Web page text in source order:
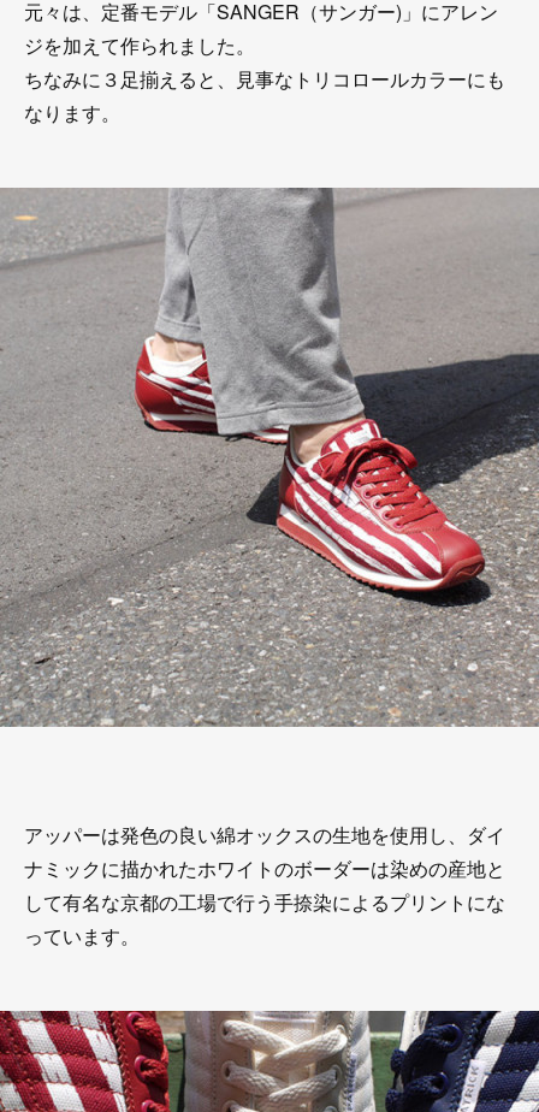
元々は、定番モデル「SANGER（サンガー)」にアレン
ジを加えて作られました。
ちなみに３足揃えると、見事なトリコロールカラーにも
なります。
アッパーは発色の良い綿オックスの生地を使用し、ダイ
ナミックに描かれたホワイトのボーダーは染めの産地と
して有名な京都の工場で行う手捺染によるプリントにな
っています。